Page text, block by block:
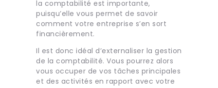
la comptabilité est importante,
puisqu’elle vous permet de savoir
comment votre entreprise s’en sort
financièrement.
Il est donc idéal d’externaliser la gestion
de la comptabilité. Vous pourrez alors
vous occuper de vos tâches principales
et des activités en rapport avec votre